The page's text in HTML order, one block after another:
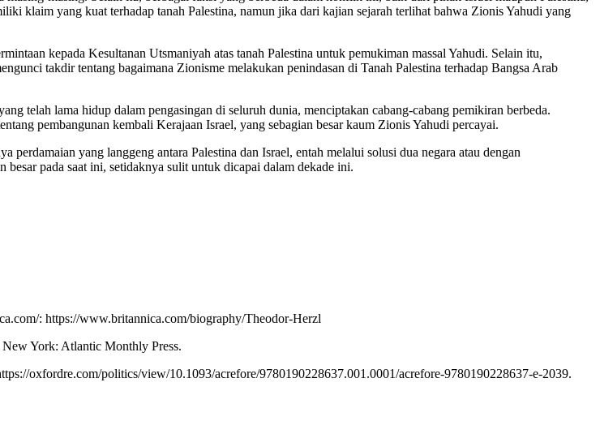
klaim yang kuat terhadap tanah Palestina, namun jika dari kajian sejarah terlihat bahwa Zionis Yahudi yang
kepada Kesultanan Utsmaniyah atas tanah Palestina untuk pemukiman massal Yahudi. Selain itu,
takdir tentang bagaimana Zionisme melakukan penindasan di Tanah Palestina terhadap Bangsa Arab
telah lama hidup dalam pengasingan di seluruh dunia, menciptakan cabang-cabang pemikiran berbeda.
pembangunan kembali Kerajaan Israel, yang sebagian besar kaum Zionis Yahudi percayai.
yang langgeng antara Palestina dan Israel, entah melalui solusi dua negara atau dengan
pada saat ini, setidaknya sulit untuk dicapai dalam dekade ini.
: https://www.britannica.com/biography/Theodor-Herzl
New York: Atlantic Monthly Press.
oxfordre.com/politics/view/10.1093/acrefore/9780190228637.001.0001/acrefore-9780190228637-e-2039.